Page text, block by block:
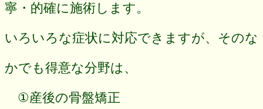
寧・的確に施術します。
いろいろな症状に対応できますが、そのな
かでも得意な分野は、
①産後の骨盤矯正